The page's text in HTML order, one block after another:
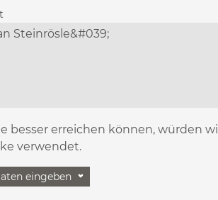
besser erreichen können, würden
verwendet.
eingeben